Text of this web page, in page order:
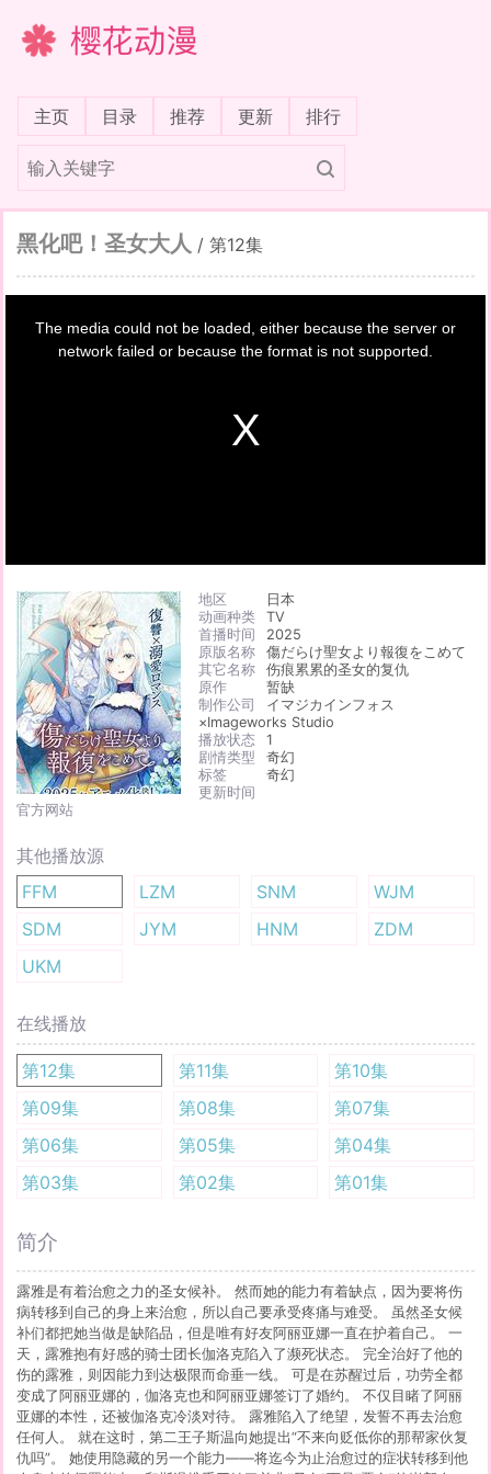
樱花动漫
主页(current)
目录 推荐 更新 排行
黑化吧！圣女大人 / 第12集
地区
日本
动画种类
TV
首播时间
2025
原版名称
傷だらけ聖女より報復をこめて
其它名称
伤痕累累的圣女的复仇
原作
暂缺
制作公司
イマジカインフォス
×Imageworks Studio
播放状态
1
剧情类型
奇幻
标签
奇幻
更新时间
官方网站
其他播放源
FFM
LZM SNM
WJM
SDM
JYM HNM
ZDM
UKM
在线播放
第12集 第11集
第10集
第09集
第08集
第07集
第06集
第05集
第04集
第03集
第02集 第01集
简介
露雅是有着治愈之力的圣女候补。 然而她的能力有着缺点，因为要将伤
病转移到自己的身上来治愈，所以自己要承受疼痛与难受。 虽然圣女候
补们都把她当做是缺陷品，但是唯有好友阿丽亚娜一直在护着自己。 一
天，露雅抱有好感的骑士团长伽洛克陷入了濒死状态。 完全治好了他的
伤的露雅，则因能力到达极限而命垂一线。 可是在苏醒过后，功劳全都
变成了阿丽亚娜的，伽洛克也和阿丽亚娜签订了婚约。 不仅目睹了阿丽
亚娜的本性，还被伽洛克冷淡对待。 露雅陷入了绝望，发誓不再去治愈
任何人。 就在这时，第二王子斯温向她提出“不来向贬低你的那帮家伙复
仇吗”。 她使用隐藏的另一个能力——将迄今为止治愈过的症状转移到他